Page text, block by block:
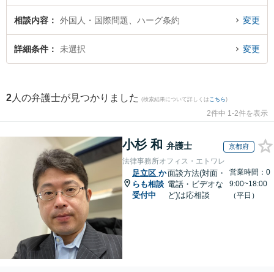
したい』『初回相談無料でハーグ条約を法律相談できる足立区内の弁護士に相
談予約したい』などでお困りの相談者さんにおすすめです。
相談内容 外国人・国際問題、ハーグ条約 変更
詳細条件 未選択 変更
2 人の弁護士が見つかりました (検索結果について詳しくは こちら)
2件中 1-2件を表示
小杉 和 弁護士 京都府
法律事務所オフィス・エトワレ
足立区 か
らも相談
受付中
面談方法(対面・
電話・ビデオな
ど)は応相談
営業時間：0
9:00~18:00
（平日）